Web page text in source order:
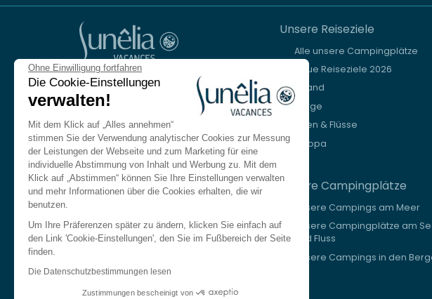
Ohne Einwilligung fortfahren
Die Cookie-Einstellungen
verwalten!
Mit dem Klick auf „Alles annehmen“
stimmen Sie der Verwendung analytischer Cookies zur Messung
der Leistungen der Webseite und zum Marketing für eine
individuelle Abstimmung von Inhalt und Werbung zu. Mit dem
Klick auf „Abstimmen“ können Sie Ihre Einstellungen verwalten
und mehr Informationen über die Cookies erhalten, die wir
benutzen.
Um Ihre Präferenzen später zu ändern, klicken Sie einfach auf
den Link 'Cookie-Einstellungen', den Sie im Fußbereich der Seite
finden.
Die Datenschutzbestimmungen lesen
Zustimmungen bescheinigt von
Beratung und Buchung
+33 (0)9 69 375 115
Unser Reisebüro spricht Deutsch.
Montag bis Freitag von 8:30 bis 18:30 Uhr.
Samstags von 10:00 bis 13:00 Uhr und von
14:00 bis 17:00 Uhr.
Sprache DE
Englisch
Unsere Reiseziele
Alle unsere Campingplätze
Neue Reiseziele 2026
Strand
Berge
Seen & Flüsse
Europa
Unsere Campingplätze
Unsere Campings am Meer
Unsere Campingplätze am
und Fluss
Unsere Campings in den